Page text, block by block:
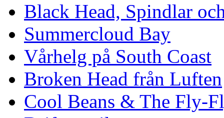
Black Head, Spindlar
Summercloud Bay
Vårhelg på South Coast
Broken Head från Luften
Cool Beans & The Fly-